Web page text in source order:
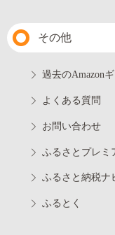
その他
過去のAmazon
よくある質問
お問い合わせ
ふるさとプレミ
ふるさと納税ナ
ふるとく